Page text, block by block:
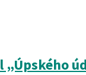
„Úpského